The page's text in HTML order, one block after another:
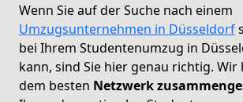
Wenn Sie auf der Suche nach einem
Umzugsunternehmen in Düsseldorf
bei Ihrem Studentenumzug in
kann, sind Sie hier genau richtig.
dem besten Netzwerk